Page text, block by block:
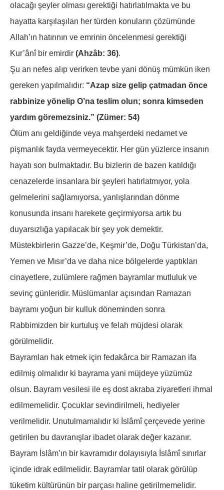
olacağı şeyler olması gerektiği hatırlatılmakta ve bu
hayatta karşılaşılan her türden konuların çözümünde
Allah’ın hatırının ve emrinin öncelenmesi gerektiği
Kur’ânî bir emirdir (Ahzâb: 36).
Şu an nefes alıp verirken tevbe yani dönüş mümkün iken
gereken yapılmalıdır: “Azap size gelip çatmadan önce
rabbinize yönelip O’na teslim olun; sonra kimseden
yardım göremezsiniz.” (Zümer: 54)
Ölüm anı geldiğinde veya mahşerdeki nedamet ve
pişmanlık fayda vermeyecektir. Her gün yüzlerce insanın
hayatı son bulmaktadır. Bu bizlerin de bazen katıldığı
cenazelerde insanlara bir şeyleri hatırlatmıyor, yola
gelmelerini sağlamıyorsa, yanlışlarından dönme
konusunda insanı harekete geçirmiyorsa artık bu
duyarsızlığa yapılacak bir şey yok demektir.
Müstekbirlerin Gazze’de, Keşmir’de, Doğu Türkistan’da,
Yemen ve Mısır’da ve daha nice bölgelerde yaptıkları
cinayetlere, zulümlere rağmen bayramlar mutluluk ve
sevinç günleridir. Müslümanlar açısından Ramazan
bayramı yoğun bir kulluk döneminden sonra
Rabbimizden bir kurtuluş ve felah müjdesi olarak
görülmelidir.
Bayramları hak etmek için fedakârca bir Ramazan ifa
edilmiş olmalıdır ki bayrama yani müjdeye yüzümüz
olsun. Bayram vesilesi ile eş dost akraba ziyaretleri ihmal
edilmemelidir. Çocuklar sevindirilmeli, hediyeler
verilmelidir. Unutulmamalıdır ki İslâmî çerçevede yerine
getirilen bu davranışlar ibadet olarak değer kazanır.
Bayram İslâm’ın bir kavramıdır dolayısıyla İslâmî sınırlar
içinde idrak edilmelidir. Bayramlar tatil olarak görülüp
tüketim kültürünün bir parçası haline getirilmemelidir.